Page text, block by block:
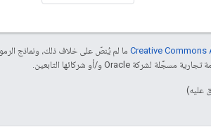
ما لم يُنصّ على خلاف ذلك، ونماذج